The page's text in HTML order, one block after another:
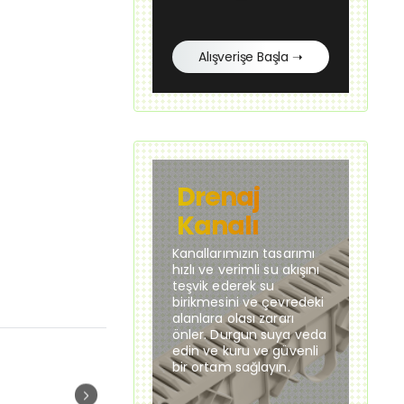
Alışverişe Başla ➝
Drenaj
Kanalı
Kanallarımızın tasarımı
hızlı ve verimli su akışını
teşvik ederek su
birikmesini ve çevredeki
alanlara olası zararı
önler. Durgun suya veda
edin ve kuru ve güvenli
bir ortam sağlayın.